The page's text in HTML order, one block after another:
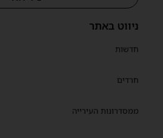
ניווט באתר
חדשות
חרדים
ממסדרונות העירייה